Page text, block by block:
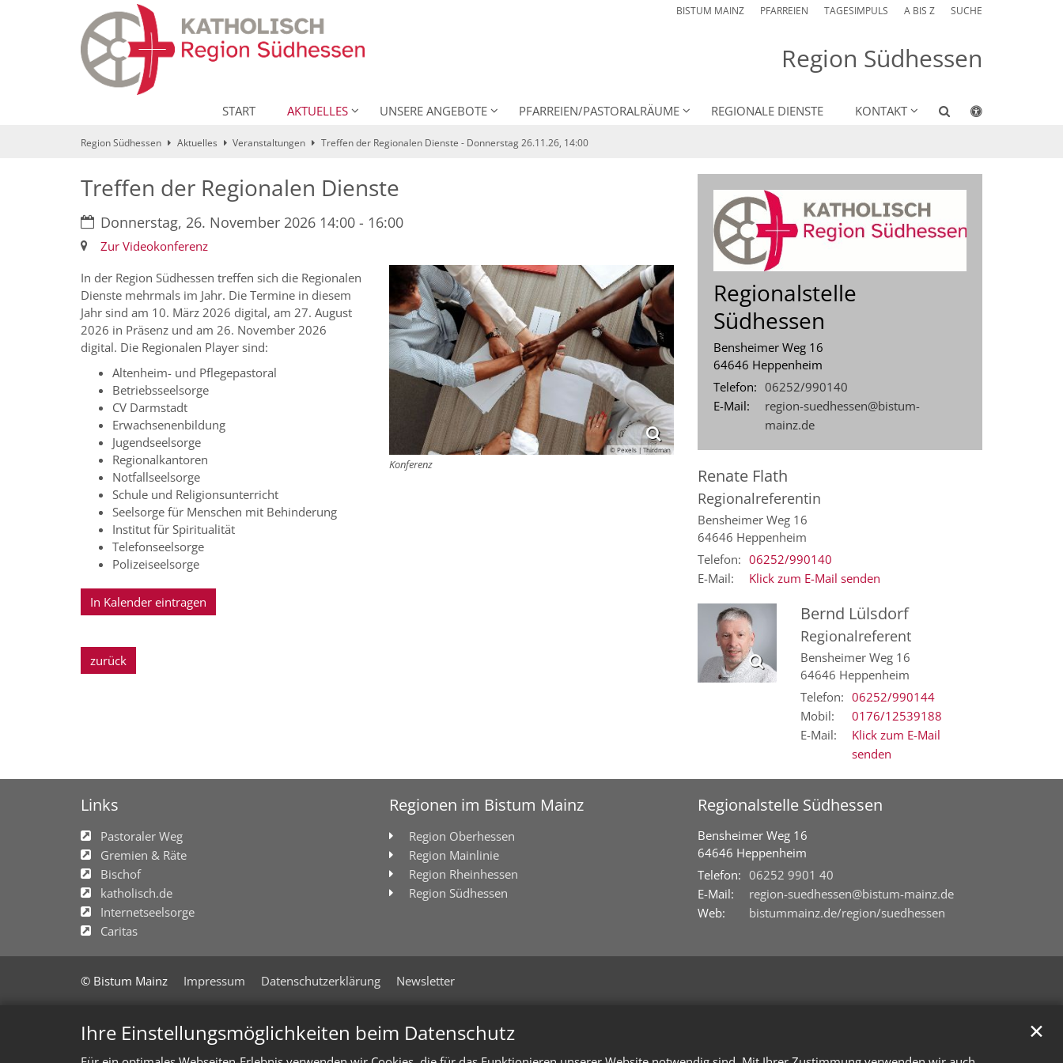
Ihre Einstellungsmöglichkeiten beim Datenschutz ✕
BISTUM MAINZ PFARREIEN TAGESIMPULS A BIS Z SUCHE
Region Südhessen
START AKTUELLES UNSERE ANGEBOTE PFARREIEN/PASTORALRÄUME REGIONALE DIENSTE KONTAKT
Region Südhessen Aktuelles Veranstaltungen Treffen der Regionalen Dienste - Donnerstag 26.11.26, 14:00
Treffen der Regionalen Dienste
Datum:
Donnerstag, 26. November 2026 14:00 - 16:00
Ort:Zur Videokonferenz
© Pexels | Thirdman
Konferenz
In der Region Südhessen treffen sich die Regionalen
Dienste mehrmals im Jahr. Die Termine in diesem
Jahr sind am 10. März 2026 digital, am 27. August
2026 in Präsenz und am 26. November 2026
digital. Die Regionalen Player sind:
Altenheim- und Pflegepastoral
Betriebsseelsorge
CV Darmstadt
Erwachsenenbildung
Jugendseelsorge
Regionalkantoren
Notfallseelsorge
Schule und Religionsunterricht
Seelsorge für Menschen mit Behinderung
Institut für Spiritualität
Telefonseelsorge
Polizeiseelsorge
In Kalender eintragen
zurück
Regionalstelle
Südhessen
Bensheimer Weg 16
64646 Heppenheim
Telefon: 06252/990140
E-Mail:
region-suedhessen@bistum-
mainz.de
Renate Flath
Regionalreferentin
Bensheimer Weg 16
64646 Heppenheim
Telefon: 06252/990140
E-Mail:
Klick zum E-Mail senden
Bernd Lülsdorf
Regionalreferent
Bensheimer Weg 16
64646 Heppenheim
Telefon: 06252/990144
Mobil:
0176/12539188
E-Mail:
Klick zum E-Mail
senden
Links
Pastoraler Weg
Gremien & Räte
Bischof
katholisch.de
Internetseelsorge
Caritas
Regionen im Bistum Mainz
Region Oberhessen
Region Mainlinie
Region Rheinhessen
Region Südhessen
Regionalstelle Südhessen
Bensheimer Weg 16
64646 Heppenheim
Telefon: 06252 9901 40
E-Mail:
region-suedhessen@bistum-mainz.de
Web:
bistummainz.de/region/suedhessen
© Bistum Mainz Impressum Datenschutzerklärung Newsletter